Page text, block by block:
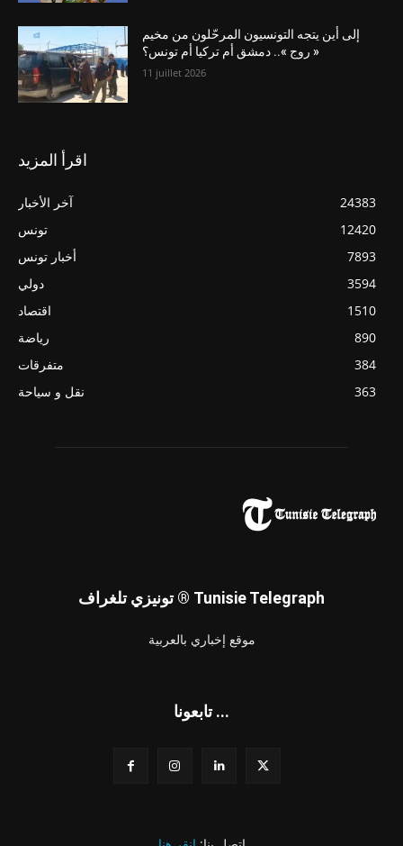
إلى أين يتجه التونسيون المرحّلون من مخيم
« روج ».. دمشق أم تركيا أم تونس؟
11 juillet 2026
اقرأ المزيد
آخر الأخبار
24383
تونس
12420
أخبار تونس
7893
دولي
3594
اقتصاد
1510
رياضة
890
متفرقات
384
نقل و سياحة
363
تونيزي تلغراف ® Tunisie Telegraph
موقع إخباري بالعربية
تابعونا ...